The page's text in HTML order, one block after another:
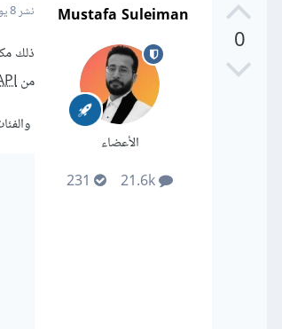
0
Mustafa Suleiman
الأعضاء
نشر8 يوليو 2025
من